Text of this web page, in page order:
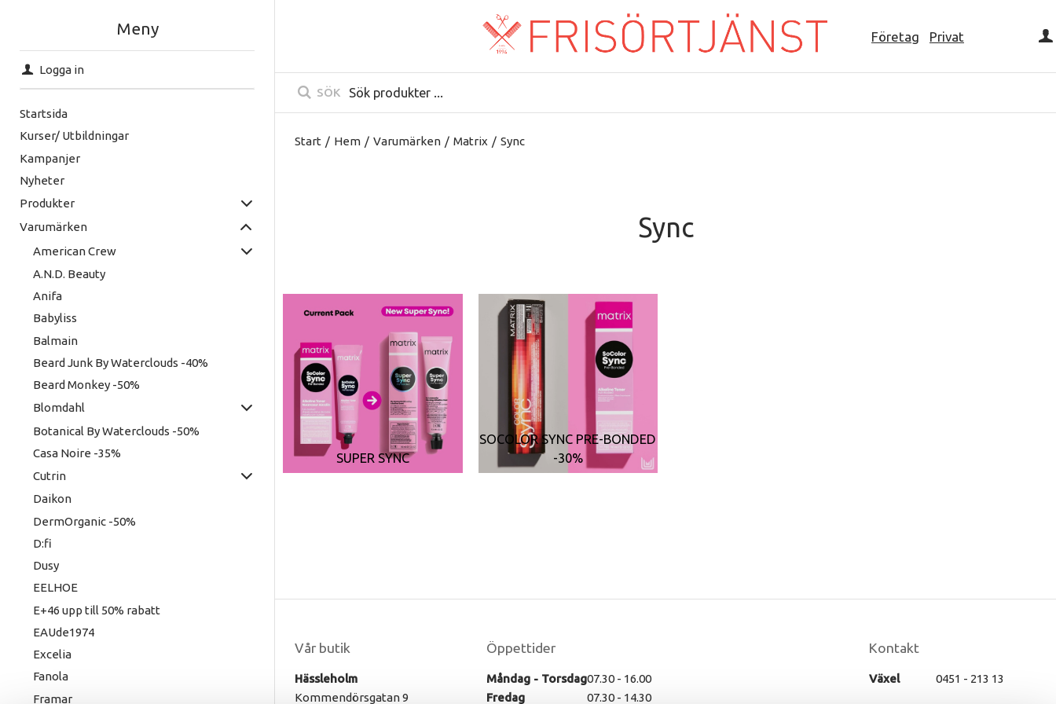
Meny
Logga in
Startsida
Kurser/ Utbildningar
Kampanjer
Nyheter
Produkter
Varumärken
American Crew
A.N.D. Beauty
Anifa
Babyliss
Balmain
Beard Junk By Waterclouds -40%
Beard Monkey -50%
Blomdahl
Botanical By Waterclouds -50%
Casa Noire -35%
Cutrin
Daikon
DermOrganic -50%
D:fi
Dusy
EELHOE
E+46 upp till 50% rabatt
EAUde1974
Excelia
Fanola
Framar
Företag Privat
SÖK
Start / Hem / Varumärken / Matrix / Sync
Sync
SUPER SYNC
SOCOLOR SYNC PRE-BONDED
-30%
Vår butik
Hässleholm
Kommendörsgatan 9
Öppettider
Måndag - Torsdag07.30 - 16.00
Fredag
07.30 - 14.30
Kontakt
Växel 0451 - 213 13